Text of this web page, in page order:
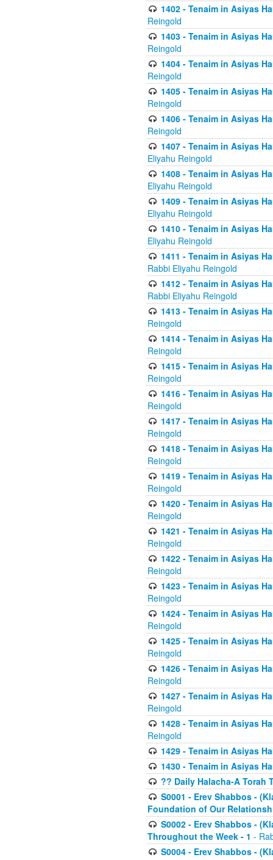
1402 - Tenaim in Asiyas
Reingold
1403 - Tenaim in Asiyas
Reingold
1404 - Tenaim in Asiyas
Reingold
1405 - Tenaim in Asiyas
Reingold
1406 - Tenaim in Asiyas
Reingold
1407 - Tenaim in Asiyas
Eliyahu Reingold
1408 - Tenaim in Asiyas
Eliyahu Reingold
1409 - Tenaim in Asiyas
Eliyahu Reingold
1410 - Tenaim in Asiyas
Eliyahu Reingold
1411 - Tenaim in Asiyas
Rabbi Eliyahu Reingold
1412 - Tenaim in Asiyas
Rabbi Eliyahu Reingold
1413 - Tenaim in Asiyas
Reingold
1414 - Tenaim in Asiyas
Reingold
1415 - Tenaim in Asiyas
Reingold
1416 - Tenaim in Asiyas
Reingold
1417 - Tenaim in Asiyas
Reingold
1418 - Tenaim in Asiyas
Reingold
1419 - Tenaim in Asiyas
Reingold
1420 - Tenaim in Asiyas
Reingold
1421 - Tenaim in Asiyas
Reingold
1422 - Tenaim in Asiyas
Reingold
1423 - Tenaim in Asiyas
Reingold
1424 - Tenaim in Asiyas
Reingold
1425 - Tenaim in Asiyas
Reingold
1426 - Tenaim in Asiyas
Reingold
1427 - Tenaim in Asiyas
Reingold
1428 - Tenaim in Asiyas
Reingold
1429 - Tenaim in Asiyas
1430 - Tenaim in Asiyas
?? Daily Halacha-A Torah
S0001 - Erev Shabbos -
Foundation of Our
S0002 - Erev Shabbos -
Throughout the Week - 1 -
S0004 - Erev Shabbos -